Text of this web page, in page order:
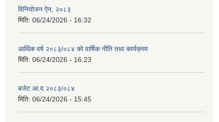
विनियोजन ऐन, २०८३
मिति: 06/24/2026 - 16:32
आर्थिक वर्ष २०८३/०८४ को वार्षिक नीति तथा कार्यक्रम
मिति: 06/24/2026 - 16:23
बजेट आ.व.२०८३/०८४
मिति: 06/24/2026 - 15:45